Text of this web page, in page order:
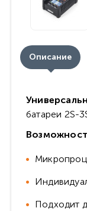
Описание
батареи 2S-
Подходит